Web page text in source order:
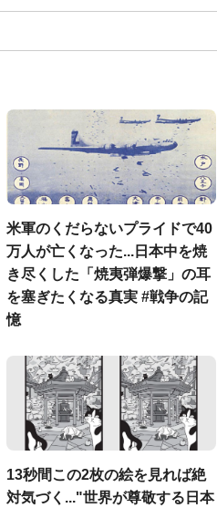
米軍のくだらないプライドで40
万人が亡くなった...日本中を焼
き尽くした「焼夷弾爆撃」の耳
を塞ぎたくなる真実 #戦争の記
憶
13秒間この2枚の絵を見れば絶
対気づく..."世界が尊敬する日本